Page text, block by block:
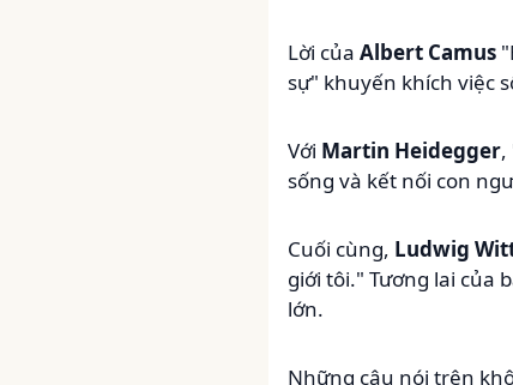
Lời của Albert Camus
sự" khuyến khích việc
Với Martin Heidegger,
sống và kết nối con
Cuối cùng, Ludwig
giới tôi." Tương lai của
lớn.
Những câu nói trên